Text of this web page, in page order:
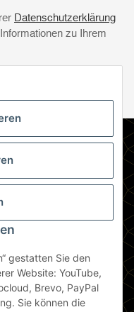
gestatten Sie den
Website: YouTube,
Brevo, PayPal
Sie können die
Datenschutzerklärung
zu Ihrem